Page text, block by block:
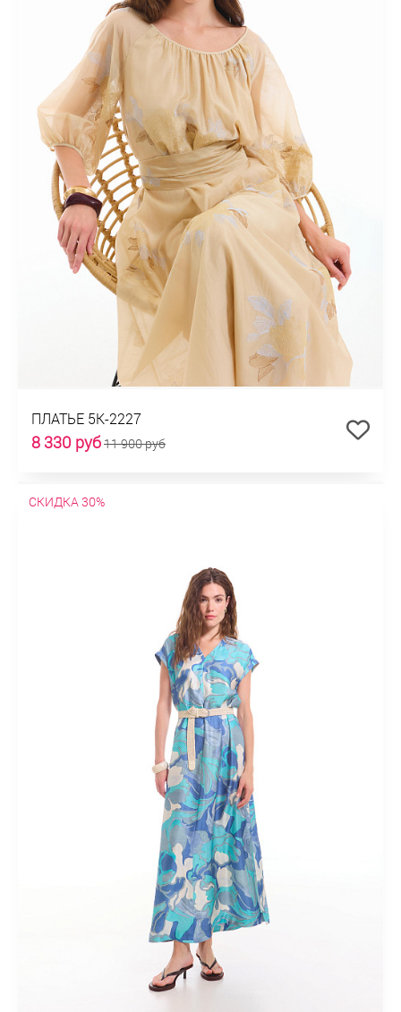
ПЛАТЬЕ 5К-2227
8 330 руб11 900 руб
СКИДКА 30%